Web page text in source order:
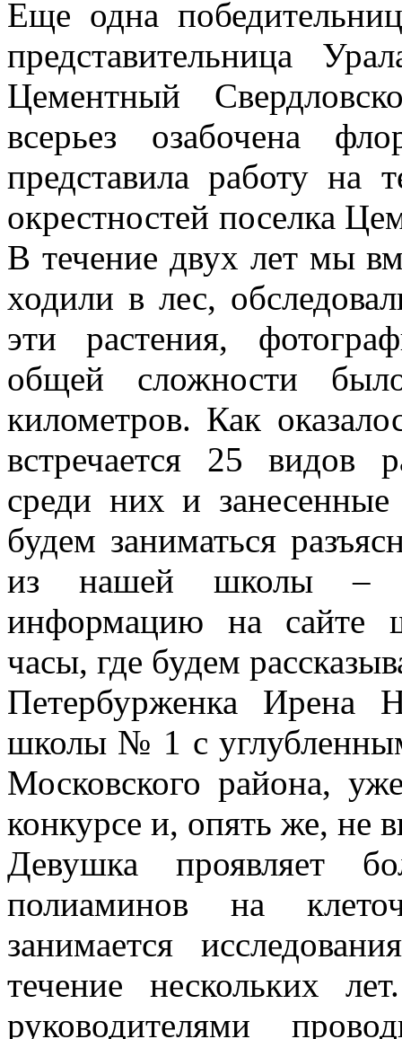
Еще одна
представительница
Цементный
всерьез озабочена
представила работу на
окрестностей поселка
В течение двух лет мы
ходили в лес,
эти растения,
общей сложности
километров. Как
встречается 25 видов
среди них и
будем заниматься
из нашей школы –
информацию на сайте
часы, где будем
Петербурженка Ирена
школы № 1 с
Московского района,
конкурсе и, опять же, не
Девушка проявляет
полиаминов на
занимается
течение нескольких
руководителями